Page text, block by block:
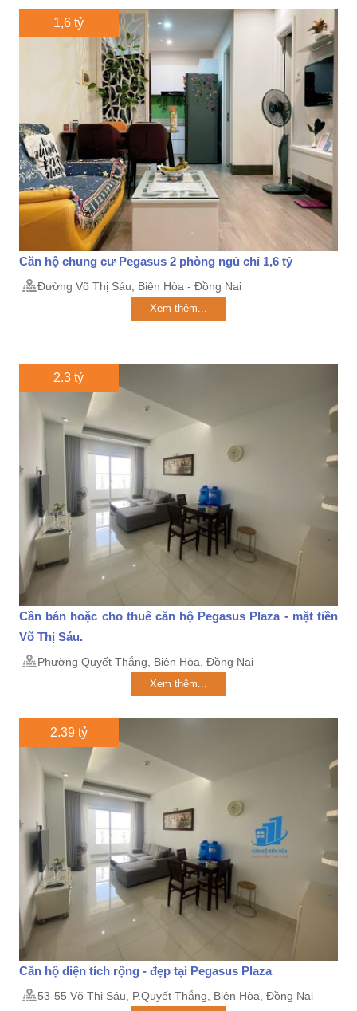
1,6 tỷ
Căn hộ chung cư Pegasus 2 phòng ngủ chỉ 1,6 tỷ
Đường Võ Thị Sáu, Biên Hòa - Đồng Nai
Xem thêm...
2.3 tỷ
Cần bán hoặc cho thuê căn hộ Pegasus Plaza - mặt tiền
Võ Thị Sáu.
Phường Quyết Thắng, Biên Hòa, Đồng Nai
Xem thêm...
2.39 tỷ
Căn hộ diện tích rộng - đẹp tại Pegasus Plaza
53-55 Võ Thị Sáu, P.Quyết Thắng, Biên Hòa, Đồng Nai